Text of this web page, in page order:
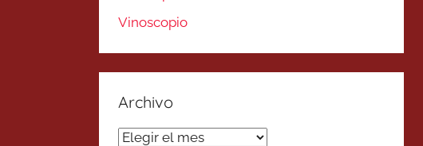
Vinoscopio
Archivo
Archivo